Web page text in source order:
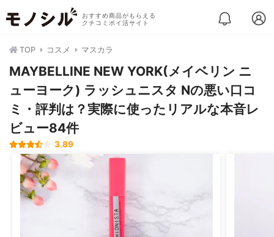
おすすめ商品がもらえる
クチコミポイ活サイト
TOP コスメ マスカラ
MAYBELLINE NEW YORK(メイベリン ニ
ューヨーク) ラッシュニスタ Nの悪い口コ
ミ・評判は？実際に使ったリアルな本音レ
ビュー84件
3.89